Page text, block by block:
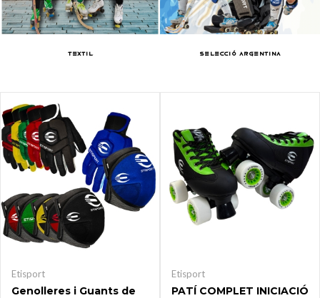
TEXTIL SELECCIÓ ARGENTINA
Etisport
Genolleres i Guants de
Etisport
PATÍ COMPLET INICIACIÓ